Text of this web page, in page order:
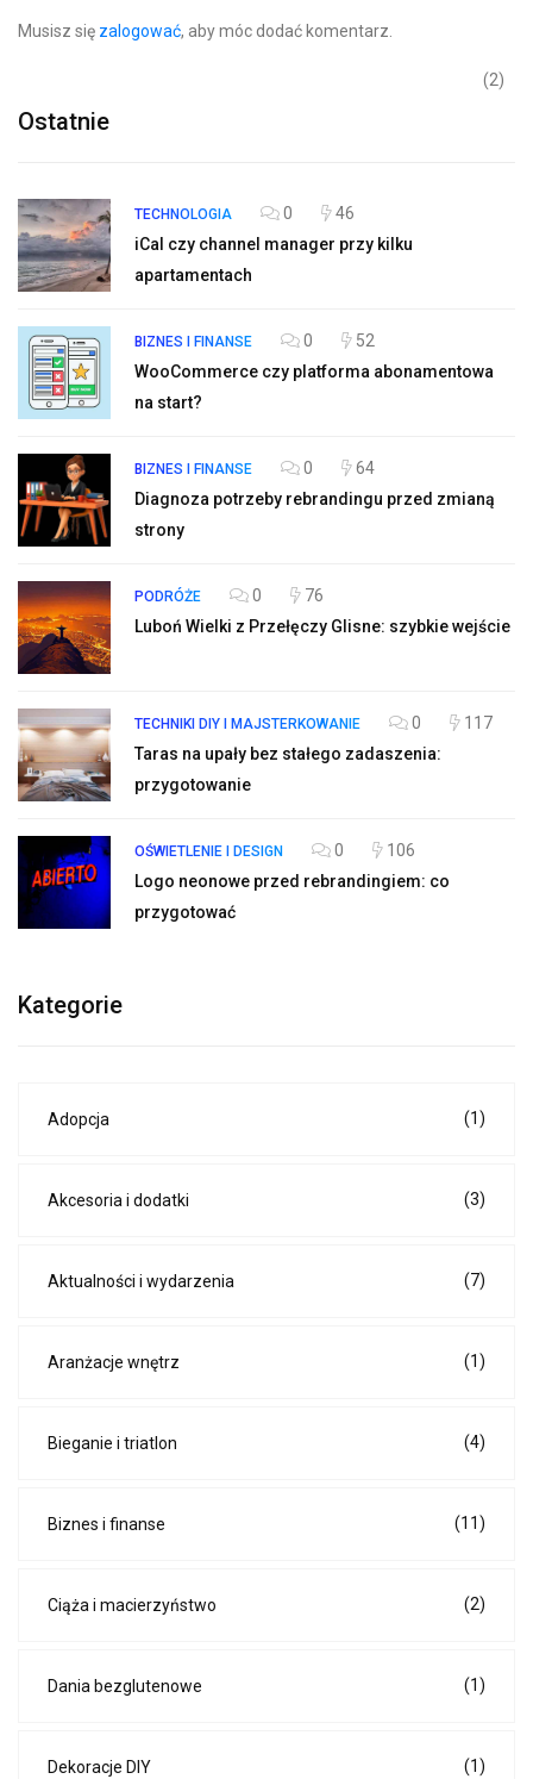
Musisz się zalogować, aby móc dodać komentarz.
Ostatnie
TECHNOLOGIA 0
46
iCal czy channel manager przy kilku
apartamentach
BIZNES I FINANSE 0
52
WooCommerce czy platforma abonamentowa
na start?
BIZNES I FINANSE 0
64
Diagnoza potrzeby rebrandingu przed zmianą
strony
PODRÓŻE 0
76
Luboń Wielki z Przełęczy Glisne: szybkie wejście
TECHNIKI DIY I MAJSTERKOWANIE 0
117
Taras na upały bez stałego zadaszenia:
przygotowanie
OŚWIETLENIE I DESIGN 0
106
Logo neonowe przed rebrandingiem: co
przygotować
Kategorie
Adopcja (1)
Akcesoria i dodatki (3)
Aktualności i wydarzenia (7)
Aranżacje wnętrz (1)
Bieganie i triatlon (4)
Biznes i finanse (11)
Ciąża i macierzyństwo (2)
Dania bezglutenowe (1)
Dekoracje DIY (1)
(2)